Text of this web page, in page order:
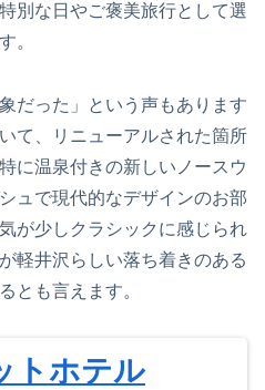
別な日やご褒美旅行として選
。
だった」という声もあります
て、リニューアルされた箇所
に温泉付きの新しいノースウ
ュで現代的なデザインのお部
が少しクラシックに感じられ
軽井沢らしい落ち着きのある
とも言えます。
トホテル